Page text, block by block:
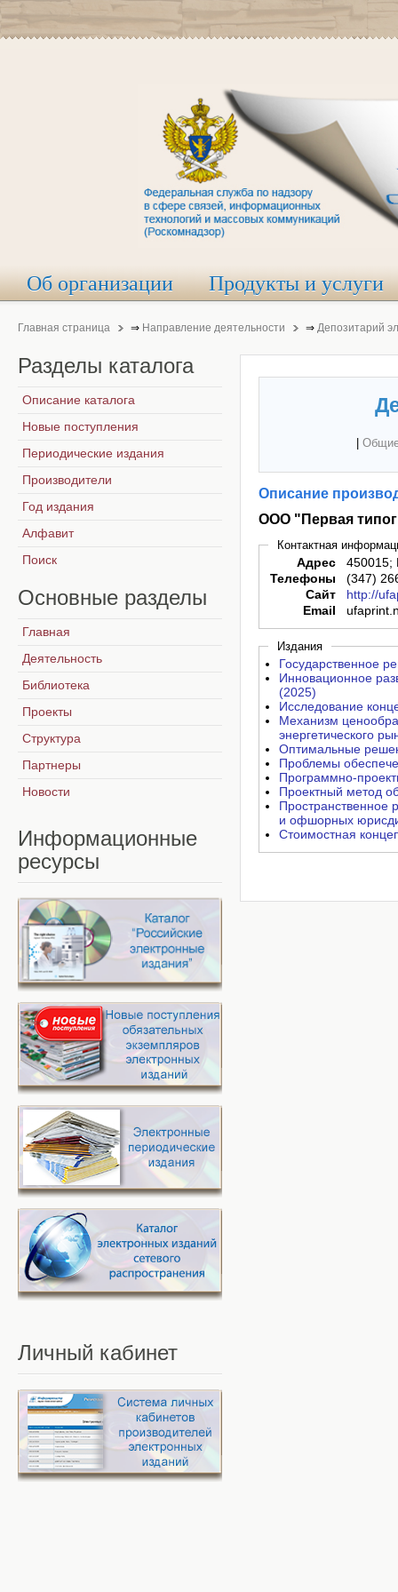
Об организации Продукты и услуги
Главная страница ⇒ Направление деятельности ⇒ Депозитарий
Описание
ООО "Первая
Контактная
Адрес
450015;
Телефоны
(347)
Сайт
http://
Email
Издания
Государственное
Инновационное
(2025)
Исследование
Механизм
энергетического
Оптимальные
Проблемы
Программно-
Проектный метод
Пространственное
и офшорных
Стоимостная
Разделы каталога
Описание каталога
Новые поступления
Периодические издания
Производители
Год издания
Алфавит
Поиск
Основные разделы
Главная
Деятельность
Библиотека
Проекты
Структура
Партнеры
Новости
Информационные
ресурсы
Личный кабинет